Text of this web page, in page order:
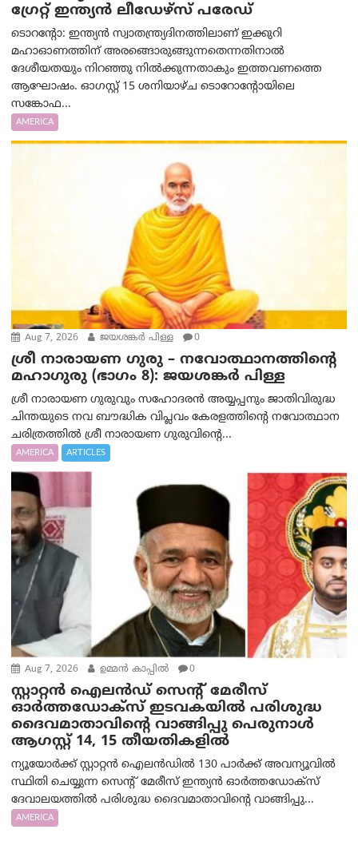
ഗ്രേറ്റ് ഇന്ത്യൻ ലീഡേഴ്സ് പരേഡ്
ടൊറന്റോ: ഇന്ത്യൻ സ്വാതന്ത്ര്യദിനത്തിലാണ് ഇക്കുറി
മഹാഓണത്തിന് അരങ്ങൊരുങ്ങുന്നതെന്നതിനാൽ
ദേശീയതയും നിറഞ്ഞു നിൽക്കുന്നതാകും ഇത്തവണത്തെ
ആഘോഷം. ഓഗസ്റ്റ് 15 ശനിയാഴ്ച ടൊറോന്റോയിലെ
സങ്കോഫ...
AMERICA
Aug 7, 2026 ജയശങ്കര്‍ പിള്ള 0
ശ്രീ നാരായണ ഗുരു – നവോത്ഥാനത്തിന്റെ
മഹാഗുരു (ഭാഗം 8): ജയശങ്കര്‍ പിള്ള
ശ്രീ നാരായണ ഗുരുവും സഹോദരൻ അയ്യപ്പനും ജാതിവിരുദ്ധ
ചിന്തയുടെ നവ ബൗദ്ധിക വിപ്ലവം കേരളത്തിന്റെ നവോത്ഥാന
ചരിത്രത്തിൽ ശ്രീ നാരായണ ഗുരുവിന്റെ...
AMERICA ARTICLES
Aug 7, 2026 ഉമ്മന്‍ കാപ്പില്‍ 0
സ്റ്റാറ്റൻ ഐലൻഡ് സെന്റ് മേരീസ്
ഓർത്തഡോക്സ് ഇടവകയിൽ പരിശുദ്ധ
ദൈവമാതാവിന്റെ വാങ്ങിപ്പു പെരുനാൾ
ആഗസ്റ്റ് 14, 15 തീയതികളിൽ
ന്യൂയോർക്ക് സ്റ്റാറ്റൻ ഐലൻഡിൽ 130 പാർക്ക് അവന്യൂവിൽ
സ്ഥിതി ചെയ്യുന്ന സെന്റ് മേരീസ് ഇന്ത്യൻ ഓർത്തഡോക്സ്
ദേവാലയത്തിൽ പരിശുദ്ധ ദൈവമാതാവിന്റെ വാങ്ങിപ്പു...
AMERICA